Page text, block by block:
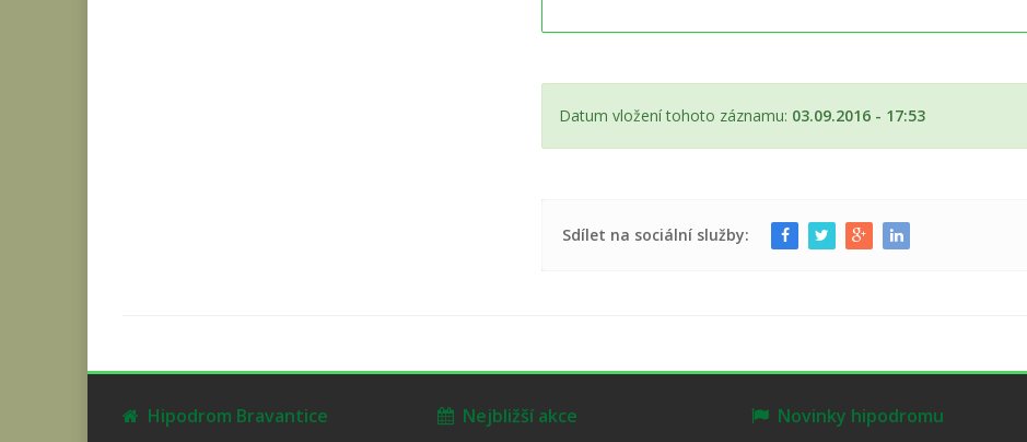
Datum vložení tohoto záznamu: 03.09.2016 - 17:53
Sdílet na sociální služby:
Hipodrom Bravantice Nejbližší akce Novinky hipodromu